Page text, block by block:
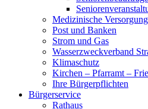
Medizinische Versorgung
Post und Banken
Strom und Gas
Wasserzweckverband
Klimaschutz
Kirchen – Pfarramt –
Ihre Bürgerpflichten
Bürgerservice
Rathaus